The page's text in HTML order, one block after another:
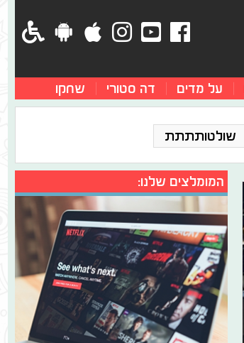
על מדים דה סטורי שחקו
שולטותתתת
המומלצים שלנו: